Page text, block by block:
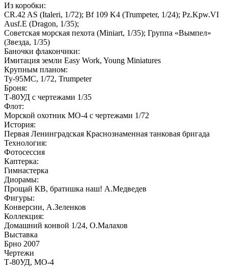
Из коробки:
CR.42 AS (Italeri, 1/72); Bf 109 K4 (Trumpeter, 1/24); Pz.Kpw.VI
Ausf.E (Dragon, 1/35);
Советская морская пехота (Miniart, 1/35); Группа «Вымпел»
(Звезда, 1/35)
Баночки флакончики:
Имитация земли Easy Work, Young Miniatures
Крупным планом:
Ту-95МС, 1/72, Trumpeter
Броня:
Т-80УД с чертежами 1/35
Флот:
Морской охотник МО-4 с чертежами 1/72
История:
Первая Ленинградская Краснознаменная танковая бригада
Технология:
Фотосессия
Каптерка:
Гимнастерка
Диорамы:
Прощай КВ, братишка наш! А.Медведев
Фигуры:
Конверсии, А.Зеленков
Коллекция:
Домашний конвой 1/24, О.Малахов
Выставка
Брно 2007
Чертежи
Т-80УД, МО-4